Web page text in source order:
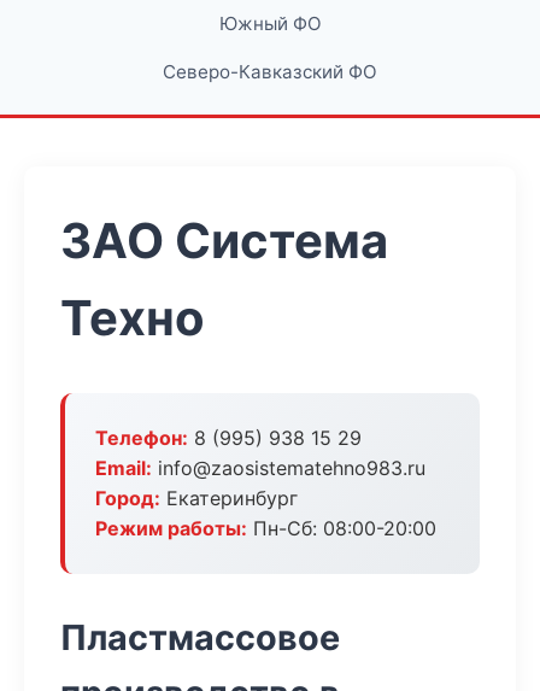
Южный ФО
Северо-Кавказский ФО
ЗАО Система
Техно
Телефон: 8 (995) 938 15 29
Email: info@zaosistematehno983.ru
Город: Екатеринбург
Режим работы: Пн-Сб: 08:00-20:00
Пластмассовое